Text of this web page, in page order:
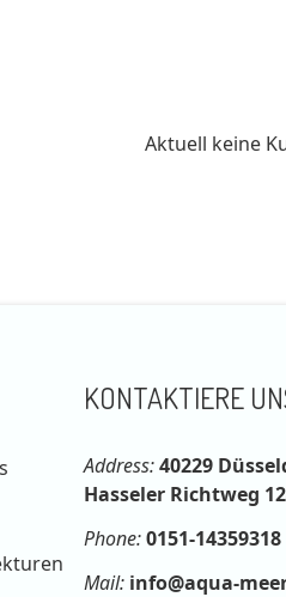
Aktuell keine
KONTAKTIERE
Address:40229
Hasseler Richtweg
Phone:0151-14359318
Mail: info@aqua-